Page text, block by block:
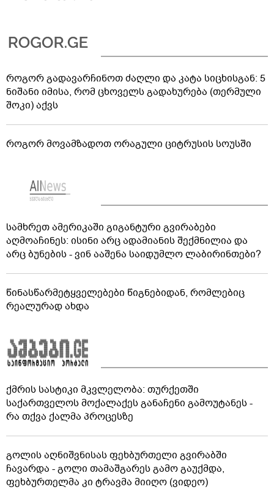
როგორ გადავარჩინოთ ძაღლი და კატა სიცხისგან: 5
ნიშანი იმისა, რომ ცხოველს გადახურება (თერმული
შოკი) აქვს
როგორ მოვამზადოთ ორაგული ციტრუსის სოუსში
სამხრეთ ამერიკაში გიგანტური გვირაბები
აღმოაჩინეს: ისინი არც ადამიანის შექმნილია და
არც ბუნების - ვინ ააშენა საიდუმლო ლაბირინთები?
წინასწარმეტყველებები წიგნებიდან, რომლებიც
რეალურად ახდა
ქმრის სასტიკი მკვლელობა: თურქეთში
საქართველოს მოქალაქეს განაჩენი გამოუტანეს -
რა თქვა ქალმა პროცესზე
გოლის აღნიშვნისას ფეხბურთელი გვირაბში
ჩავარდა - გოლი თამაშგარეს გამო გაუქმდა,
ფეხბურთელმა კი ტრავმა მიიღო (ვიდეო)